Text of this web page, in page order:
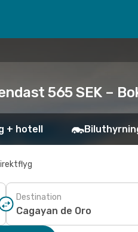
565 SEK –
+ hotell
Destination